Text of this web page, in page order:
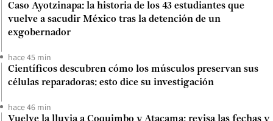
Caso Ayotzinapa: la historia de los 43 estudiantes que
vuelve a sacudir México tras la detención de un
exgobernador
hace 45 min
Científicos descubren cómo los músculos preservan sus
células reparadoras: esto dice su investigación
hace 46 min